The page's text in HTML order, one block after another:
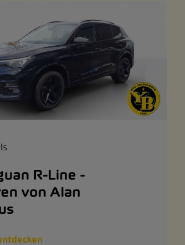
R-Line -
von Alan